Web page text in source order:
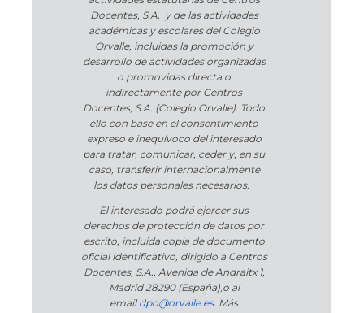
Docentes, S.A. y de las actividades
académicas y escolares del Colegio
Orvalle, incluidas la promoción y
desarrollo de actividades organizadas
o promovidas directa o
indirectamente por Centros
Docentes, S.A. (Colegio Orvalle). Todo
ello con base en el consentimiento
expreso e inequívoco del interesado
para tratar, comunicar, ceder y, en su
caso, transferir internacionalmente
los datos personales necesarios.
El interesado podrá ejercer sus
derechos de protección de datos por
escrito, incluida copia de documento
oficial identificativo, dirigido a Centros
Docentes, S.A., Avenida de Andraitx 1,
Madrid 28290 (España),o al
emaildpo@orvalle.es. Más